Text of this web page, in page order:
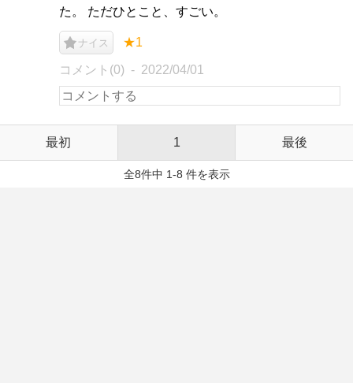
た。 ただひとこと、すごい。
ナイス ★1
コメント(0) 2022/04/01
最初 1 最後
全8件中 1-8 件を表示